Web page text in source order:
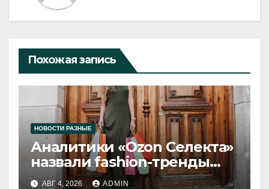
Похожая запись
НОВОСТИ РАЗНЫЕ
Аналитики «Ozon Селекта»
назвали fashion-тренды
2026 года
АВГ 4, 2026 ADMIN